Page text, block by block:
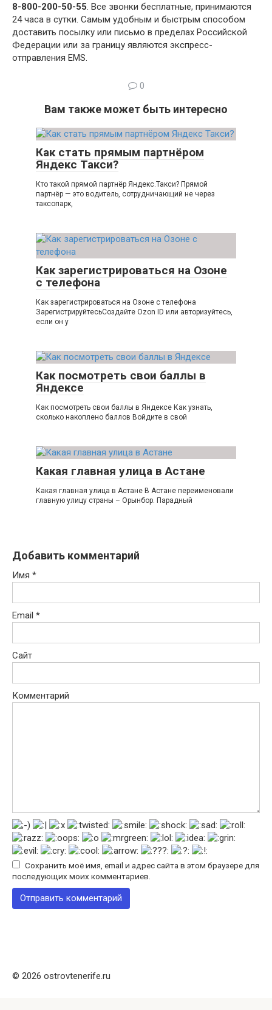
8-800-200-50-55. Все звонки бесплатные, принимаются
24 часа в сутки. Самым удобным и быстрым способом
доставить посылку или письмо в пределах Российской
Федерации или за границу являются экспресс-
отправления EMS.
0
Вам также может быть интересно
Как стать прямым партнёром
Яндекс Такси?
Кто такой прямой партнёр Яндекс.Такси? Прямой
партнёр — это водитель, сотрудничающий не через
таксопарк,
Как зарегистрироваться на Озоне
с телефона
Как зарегистрироваться на Озоне с телефона
ЗарегистрируйтесьСоздайте Ozon ID или авторизуйтесь,
если он у
Как посмотреть свои баллы в
Яндексе
Как посмотреть свои баллы в Яндексе Как узнать,
сколько накоплено баллов Войдите в свой
Какая главная улица в Астане
Какая главная улица в Астане В Астане переименовали
главную улицу страны – Орынбор. Парадный
Добавить комментарий
Имя *
Email *
Сайт
Комментарий
Сохранить моё имя, email и адрес сайта в этом браузере для
последующих моих комментариев.
© 2026 ostrovtenerife.ru